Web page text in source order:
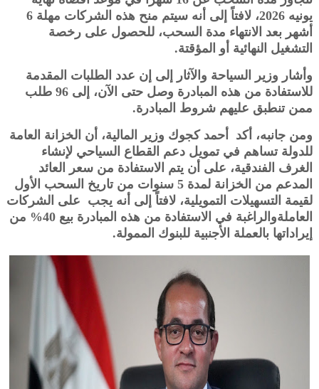
يونيه 2026، لافتاً إلى أنه سيتم منح هذه الشركات مهلة 6
أشهر بعد الانتهاء مدة السحب، للحصول على رخصة
التشغيل النهائية أو المؤقتة.
وأشار وزير السياحة والآثار إلى إن عدد الطلبات المقدمة
للاستفادة من هذه المبادرة وصل حتى الآن، إلى 96 طلب
ممن تنطبق عليهم شروط المبادرة.
ومن جانبه، أكد أحمد كجوك وزير المالية، أن الخزانة العامة
للدولة تساهم في تمويل دعم القطاع السياحي لإنشاء
الغرف الفندقية، على أن يتم الاستفادة من سعر العائد
المدعم من الخزانة لمدة 5 سنوات من تاريخ السحب الأول
لقيمة التسهيلات التمويلية، لافتاً إلى أنه يجب على الشركات
العاملةوالراغبة في الاستفادة من هذه المبادرة بيع 40% من
إيراداتها بالعملة الأجنبية للبنوك الممولة.